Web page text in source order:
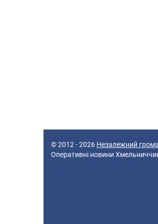
© 2012 - 2026 Незалежний
Оперативні новини